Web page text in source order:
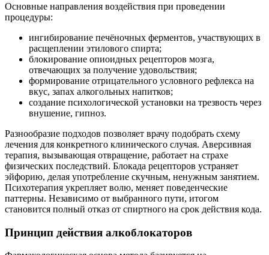
Основные направления воздействия при проведении
процедуры:
ингибирование печёночных ферментов, участвующих в
расщеплении этилового спирта;
блокирование опиоидных рецепторов мозга,
отвечающих за получение удовольствия;
формирование отрицательного условного рефлекса на
вкус, запах алкогольных напитков;
создание психологической установки на трезвость через
внушение, гипноз.
Разнообразие подходов позволяет врачу подобрать схему
лечения для конкретного клинического случая. Аверсивная
терапия, вызывающая отвращение, работает на страхе
физических последствий. Блокада рецепторов устраняет
эйфорию, делая употребление скучным, ненужным занятием.
Психотерапия укрепляет волю, меняет поведенческие
паттерны. Независимо от выбранного пути, итогом
становится полный отказ от спиртного на срок действия кода.
Принцип действия алкоблокаторов